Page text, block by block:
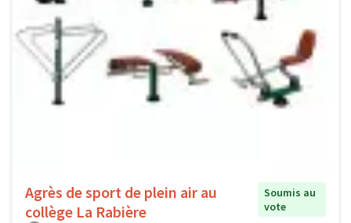
Agrès de sport de plein air au
collège La Rabière
Soumis au
vote